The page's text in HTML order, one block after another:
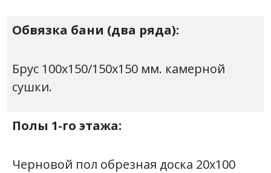
Обвязка бани (два ряда):
Брус 100х150/150х150 мм. камерной
сушки.
Полы 1-го этажа:
Черновой пол обрезная доска 20х100